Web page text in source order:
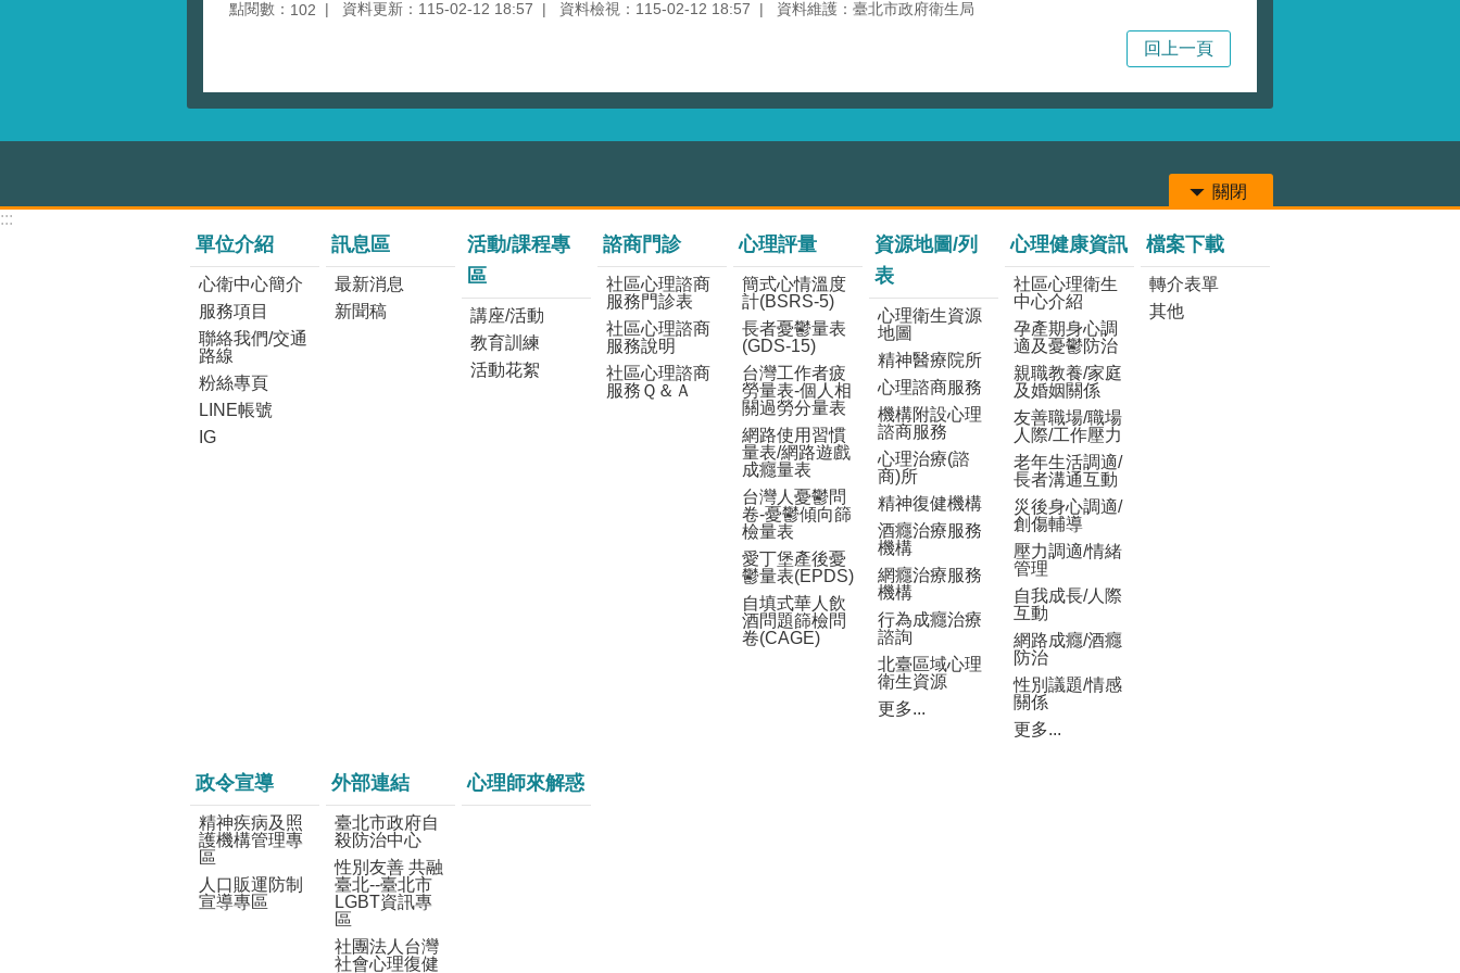
點閱數： 102 資料更新：115-02-12 18:57 資料檢視：115-02-12 18:57 資料維護：臺北市政府衛生局
回上一頁
關閉
:::
單位介紹
心衛中心簡介
服務項目
聯絡我們/交通
路線
粉絲專頁
LINE帳號
IG
訊息區
最新消息
新聞稿
活動/課程專
區
講座/活動
教育訓練
活動花絮
諮商門診
社區心理諮商
服務門診表
社區心理諮商
服務說明
社區心理諮商
服務Ｑ＆Ａ
心理評量
簡式心情溫度
計(BSRS-5)
長者憂鬱量表
(GDS-15)
台灣工作者疲
勞量表-個人相
關過勞分量表
網路使用習慣
量表/網路遊戲
成癮量表
台灣人憂鬱問
卷-憂鬱傾向篩
檢量表
愛丁堡產後憂
鬱量表(EPDS)
自填式華人飲
酒問題篩檢問
卷(CAGE)
資源地圖/列
表
心理衛生資源
地圖
精神醫療院所
心理諮商服務
機構附設心理
諮商服務
心理治療(諮
商)所
精神復健機構
酒癮治療服務
機構
網癮治療服務
機構
行為成癮治療
諮詢
北臺區域心理
衛生資源
更多...
心理健康資訊
社區心理衛生
中心介紹
孕產期身心調
適及憂鬱防治
親職教養/家庭
及婚姻關係
友善職場/職場
人際/工作壓力
老年生活調適/
長者溝通互動
災後身心調適/
創傷輔導
壓力調適/情緒
管理
自我成長/人際
互動
網路成癮/酒癮
防治
性別議題/情感
關係
更多...
檔案下載
轉介表單
其他
政令宣導
精神疾病及照
護機構管理專
區
人口販運防制
宣導專區
外部連結
臺北市政府自
殺防治中心
性別友善 共融
臺北--臺北市
LGBT資訊專
區
社團法人台灣
社會心理復健
心理師來解惑